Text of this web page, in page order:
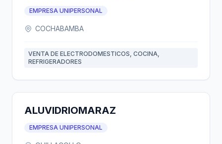
EMPRESA UNIPERSONAL
COCHABAMBA
VENTA DE ELECTRODOMESTICOS, COCINA,
REFRIGERADORES
ALUVIDRIOMARAZ
EMPRESA UNIPERSONAL